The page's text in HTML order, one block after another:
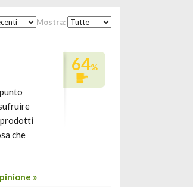
Mostra:
prodotti
che
»
64%